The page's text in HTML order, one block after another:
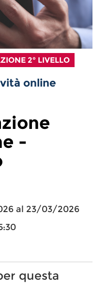
2° LIVELLO
online
-
al 23/03/2026
questa